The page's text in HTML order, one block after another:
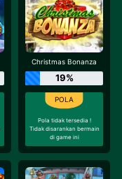
Christmas Bonanza
19%
Pola tidak tersedia !
Tidak disarankan bermain
di game ini